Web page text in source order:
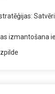
izmantošana